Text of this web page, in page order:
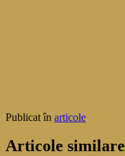
Publicat în articole
Articole similare